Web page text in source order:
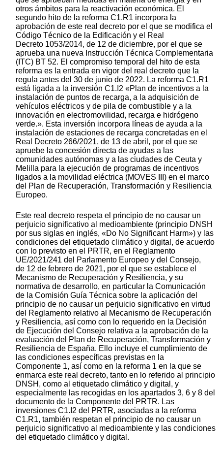
otros ámbitos para la reactivación económica. El
segundo hito de la reforma C1.R1 incorpora la
aprobación de este real decreto por el que se modifica el
Código Técnico de la Edificación y el Real
Decreto 1053/2014, de 12 de diciembre, por el que se
aprueba una nueva Instrucción Técnica Complementaria
(ITC) BT 52. El compromiso temporal del hito de esta
reforma es la entrada en vigor del real decreto que la
regula antes del 30 de junio de 2022. La reforma C1.R1
está ligada a la inversión C1.I2 «Plan de incentivos a la
instalación de puntos de recarga, a la adquisición de
vehículos eléctricos y de pila de combustible y a la
innovación en electromovilidad, recarga e hidrógeno
verde.». Esta inversión incorpora líneas de ayuda a la
instalación de estaciones de recarga concretadas en el
Real Decreto 266/2021, de 13 de abril, por el que se
apruebe la concesión directa de ayudas a las
comunidades autónomas y a las ciudades de Ceuta y
Melilla para la ejecución de programas de incentivos
ligados a la movilidad eléctrica (MOVES III) en el marco
del Plan de Recuperación, Transformación y Resiliencia
Europeo.
Este real decreto respeta el principio de no causar un
perjuicio significativo al medioambiente (principio DNSH
por sus siglas en inglés, «Do No Significant Harm») y las
condiciones del etiquetado climático y digital, de acuerdo
con lo previsto en el PRTR, en el Reglamento
UE/2021/241 del Parlamento Europeo y del Consejo,
de 12 de febrero de 2021, por el que se establece el
Mecanismo de Recuperación y Resiliencia, y su
normativa de desarrollo, en particular la Comunicación
de la Comisión Guía Técnica sobre la aplicación del
principio de no causar un perjuicio significativo en virtud
del Reglamento relativo al Mecanismo de Recuperación
y Resiliencia, así como con lo requerido en la Decisión
de Ejecución del Consejo relativa a la aprobación de la
evaluación del Plan de Recuperación, Transformación y
Resiliencia de España. Ello incluye el cumplimiento de
las condiciones específicas previstas en la
Componente 1, así como en la reforma 1 en la que se
enmarca este real decreto, tanto en lo referido al principio
DNSH, como al etiquetado climático y digital, y
especialmente las recogidas en los apartados 3, 6 y 8 del
documento de la Componente del PRTR. Las
inversiones C1.I2 del PRTR, asociadas a la reforma
C1.R1, también respetan el principio de no causar un
perjuicio significativo al medioambiente y las condiciones
del etiquetado climático y digital.